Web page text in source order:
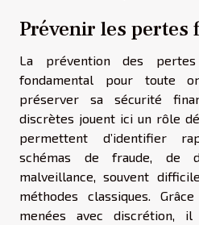
Prévenir les pertes
La prévention des
fondamental pour toute
préserver sa sécurité
discrètes jouent ici un rôle
permettent d’identifier
schémas de fraude, de
malveillance, souvent
méthodes classiques.
menées avec discrétion,